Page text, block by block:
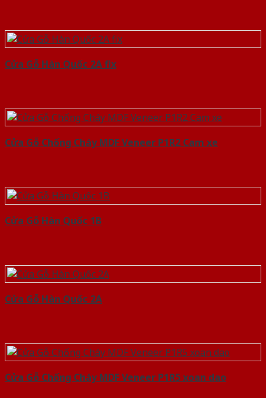
Cửa Gỗ Hàn Quốc 2A fix
Cửa Gỗ Chống Cháy MDF Veneer P1R2 Cam xe
Cửa Gỗ Hàn Quốc 1B
Cửa Gỗ Hàn Quốc 2A
Cửa Gỗ Chống Cháy MDF Veneer P1R5 xoan dao